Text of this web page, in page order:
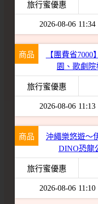
旅行蜜優惠
2026-08-06 11:34
商品
【團費省
園、歌劇
旅行蜜優惠
2026-08-06 11:13
商品
沖繩樂悠遊～
DINO恐龍
旅行蜜優惠
2026-08-06 11:10